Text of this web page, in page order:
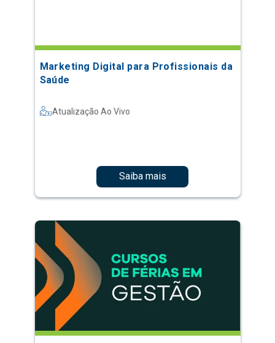
Marketing Digital para Profissionais da
Saúde
Atualização Ao Vivo
Saiba mais